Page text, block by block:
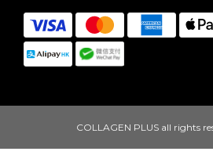
COLLAGEN PLUS all rights